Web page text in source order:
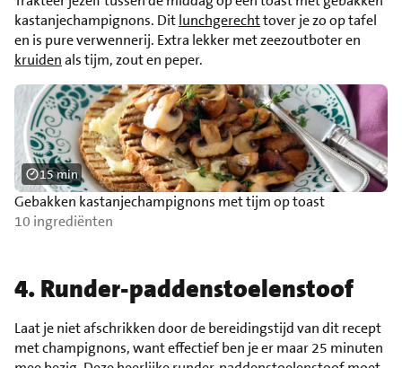
kastanjechampignons. Ditlunchgerechttover je zo op tafel
en is pure verwennerij. Extra lekker met zeezoutboter en
kruidenals tijm, zout en peper.
Gebakken kastanjechampignons met tijm op toast
10 ingrediënten
15 min
4. Runder-paddenstoelenstoof
Laat je niet afschrikken door de bereidingstijd van dit recept
met champignons, want effectief ben je er maar 25 minuten